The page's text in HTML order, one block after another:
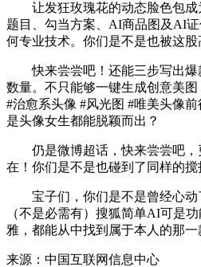
让发狂玫瑰花的动态脸色包成
题目、勾当方案、AI商品图及AI
何专业技术。你们是不是也被这
快来尝尝吧！还能三步写出爆款
数量。不只能够一键生成创意美
#治愈系头像 #风光图 #唯美头像
是头像女生都能脱颖而出？
仍是微博超话，快来尝尝吧，
在！你们是不是也碰到了同样的搅
宝子们，你们是不是曾经心动
（不是必需有）搜狐简单AI可是
雅，都能从中找到属于本人的那一
来源：中国互联网信息中心